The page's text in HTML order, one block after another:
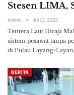
Stesen LIMA,
Admin Jul 13, 2023
Tentera Laut Diraja
sistem pesawat tanpa
di Pulau Layang-
BERITA